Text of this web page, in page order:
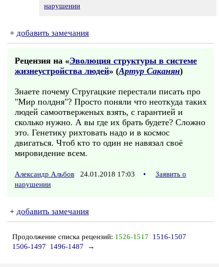
нарушении
+ добавить замечания
Рецензия на «Эволюция структуры в системе
жизнеустройства людей» (Артур Саканян)
Знаете почему Стругацкие перестали писать про
"Мир полдня"? Просто поняли что неоткуда таких
людей самоотверженых взять, с гарантией и
сколько нужно. А вы где их брать будете? Сложно
это. Генетику рихтовать надо и в космос
двигаться. Чтоб кто то один не навязал своё
мировидение всем.
Александр Альбов 24.01.2018 17:03 •
Заявить о
нарушении
+ добавить замечания
Продолжение списка рецензий: 1526-1517
1516-1507
1506-1497
1496-1487 →